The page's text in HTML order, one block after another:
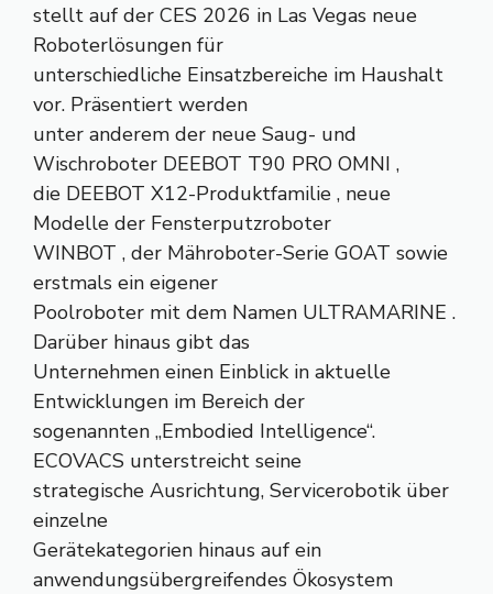
stellt auf der CES 2026 in Las Vegas neue
Roboterlösungen für
unterschiedliche Einsatzbereiche im Haushalt
vor. Präsentiert werden
unter anderem der neue Saug- und
Wischroboter DEEBOT T90 PRO OMNI ,
die DEEBOT X12-Produktfamilie , neue
Modelle der Fensterputzroboter
WINBOT , der Mähroboter-Serie GOAT sowie
erstmals ein eigener
Poolroboter mit dem Namen ULTRAMARINE .
Darüber hinaus gibt das
Unternehmen einen Einblick in aktuelle
Entwicklungen im Bereich der
sogenannten „Embodied Intelligence“.
ECOVACS unterstreicht seine
strategische Ausrichtung, Servicerobotik über
einzelne
Gerätekategorien hinaus auf ein
anwendungsübergreifendes Ökosystem